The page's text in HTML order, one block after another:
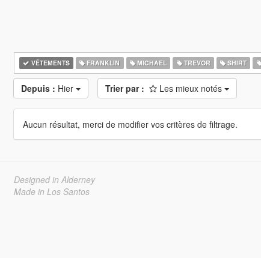
VÊTEMENTS FRANKLIN MICHAEL TREVOR SHIRT
Depuis : Hier Trier par : Les mieux notés
Aucun résultat, merci de modifier vos critères de filtrage.
Designed in Alderney
Made in Los Santos